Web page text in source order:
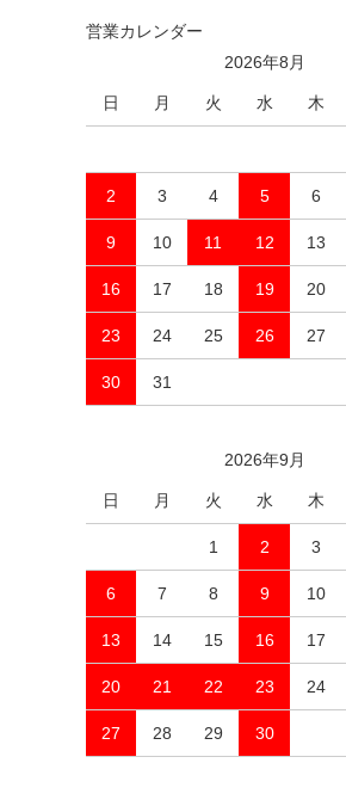
営業カレンダー
2026年8月
日 月 火 水 木
2 3 4 5 6
9 10 11 12 13
16 17 18 19 20
23 24 25 26 27
30 31
2026年9月
日 月 火 水 木
1 2 3
6 7 8 9 10
13 14 15 16 17
20 21 22 23 24
27 28 29 30